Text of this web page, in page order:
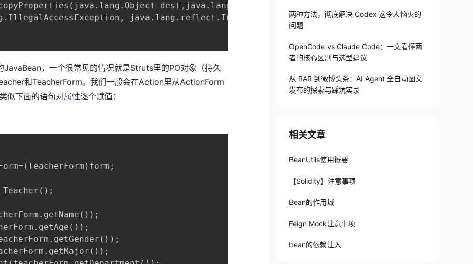
dest,java.lang.Object orig)
java.lang.reflect.InvocationTargetException
，一个很常见的情况就是Struts里的PO对象（持久
和TeacherForm。我们一般会在Action里从ActionForm
似下面的语句对属性逐个赋值：
两种方法，彻底解决 Codex 这令人恼火的
问题
OpenCode vs Claude Code：一文看懂两
者的核心区别与选型建议
从 RAR 到微博头条：AI Agent 全自动图文
发布的探索与踩坑实录
相关文章
BeanUtils使用概要
【Solidity】注意事项
Bean的作用域
Feign Mock注意事项
bean的依赖注入